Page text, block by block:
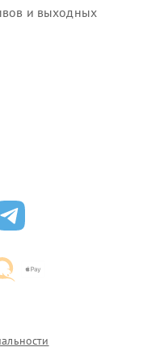
и выходных